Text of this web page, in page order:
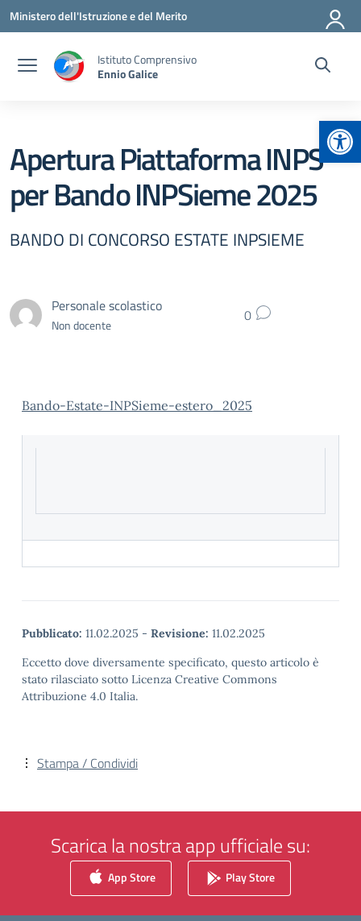
Vai ai contenuti
Vai al menu di navigazione
Vai al footer
Ministero dell'Istruzione e del Merito
Istituto Comprensivo
Ennio Galice
Apertura Piattaforma INPS
per Bando INPSieme 2025
BANDO DI CONCORSO ESTATE INPSIEME
Personale scolastico
Non docente 0
Bando-Estate-INPSieme-estero_2025
Pubblicato: 11.02.2025 - Revisione: 11.02.2025
Eccetto dove diversamente specificato, questo articolo è
stato rilasciato sotto Licenza Creative Commons
Attribuzione 4.0 Italia.
Stampa / Condividi
Scarica la nostra app ufficiale su:
App Store Play Store